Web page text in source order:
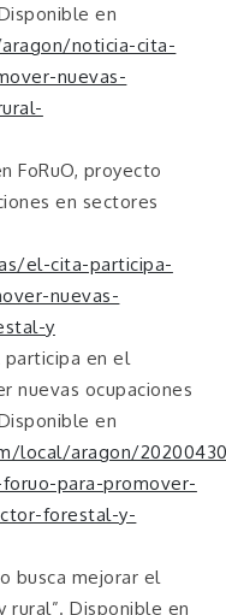
en
noticia-cita-
nuevas-
FoRuO, proyecto
en sectores
el-cita-participa-
nuevas-
y
participa en el
nuevas ocupaciones
en
local/aragon/
para-promover-
forestal-y-
busca mejorar el
Disponible en